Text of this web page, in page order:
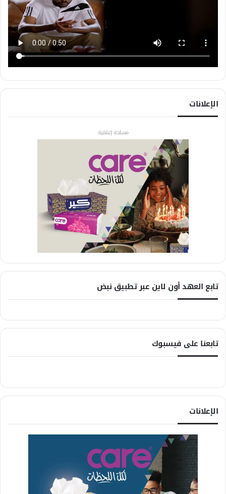
الإعلانات
مساحة إعلانية
تابع العهد أون لاين عبر تطبيق نبض
تابعنا على فيسبوك
الإعلانات